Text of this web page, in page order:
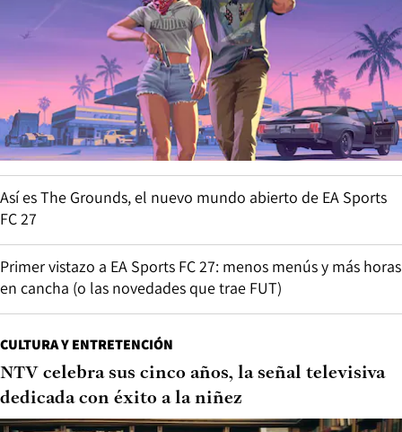
Así es The Grounds, el nuevo mundo abierto de EA Sports
FC 27
Primer vistazo a EA Sports FC 27: menos menús y más horas
en cancha (o las novedades que trae FUT)
CULTURA Y ENTRETENCIÓN
NTV celebra sus cinco años, la señal televisiva
dedicada con éxito a la niñez